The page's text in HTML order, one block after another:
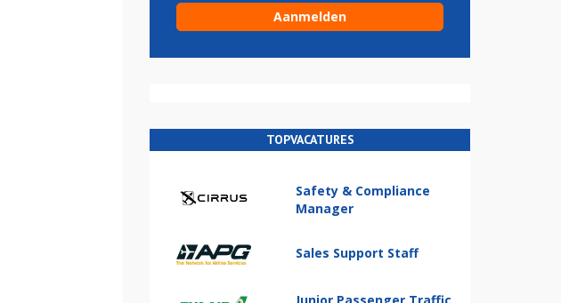
TOPVACATURES
Safety & Compliance
Manager
Sales Support Staff